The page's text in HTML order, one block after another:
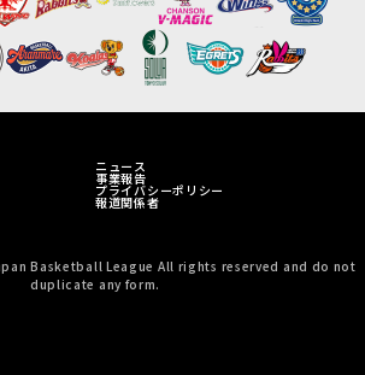
ニュース
事業報告
プライバシーポリシー
報道関係者
Basketball League All rights reserved and do not
duplicate any form.